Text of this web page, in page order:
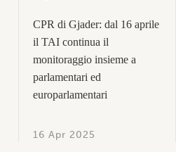
CPR di Gjader: dal 16 aprile
il TAI continua il
monitoraggio insieme a
parlamentari ed
europarlamentari
16 Apr 2025